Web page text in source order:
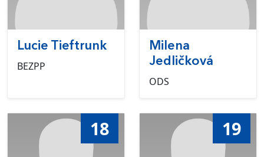
Lucie Tieftrunk
BEZPP
Milena
Jedličková
ODS
18 19